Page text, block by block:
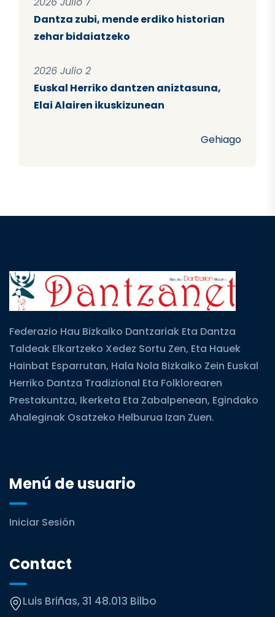
Dantza zubi, mende erdiko historian
zehar bidaiatzeko
2026 Julio 2
Euskal Herriko dantzen aniztasuna,
Elai Alairen ikuskizunean
Gehiago
Federazio Hau Bizkaiko Dantzariak Eta Dantza
Taldeak Elkartzeko Xedez Sortu Zen, Eta Hauek
Hainbat Esparrutan, Hala Nola Bizkaiko Zein Euskal
Herriko Dantza Tradizional Eta Folklorearen
Prestakuntza, Ikerketa Eta Zabalpenean, Egindako
Ahaleginak Osatzeko Helburua Izan Zuen.
Menú de usuario
Iniciar Sesión
Contact
Luis Briñas, 31 48.013 Bilbo